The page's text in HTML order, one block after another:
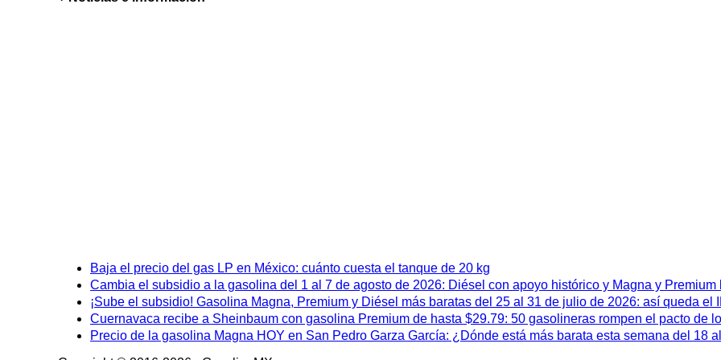
Baja el precio del gas LP en México: cuánto cuesta el tanque de 20 kg
Cambia el subsidio a la gasolina del 1 al 7 de agosto de 2026: Diésel con apoyo histórico y Magna y Premium
¡Sube el subsidio! Gasolina Magna, Premium y Diésel más baratas del 25 al 31 de julio de 2026: así queda el
Cuernavaca recibe a Sheinbaum con gasolina Premium de hasta $29.79: 50 gasolineras rompen el pacto de
Precio de la gasolina Magna HOY en San Pedro Garza García: ¿Dónde está más barata esta semana del 18